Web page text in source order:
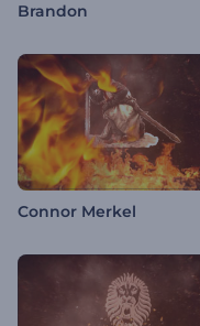
Brandon
Connor Merkel